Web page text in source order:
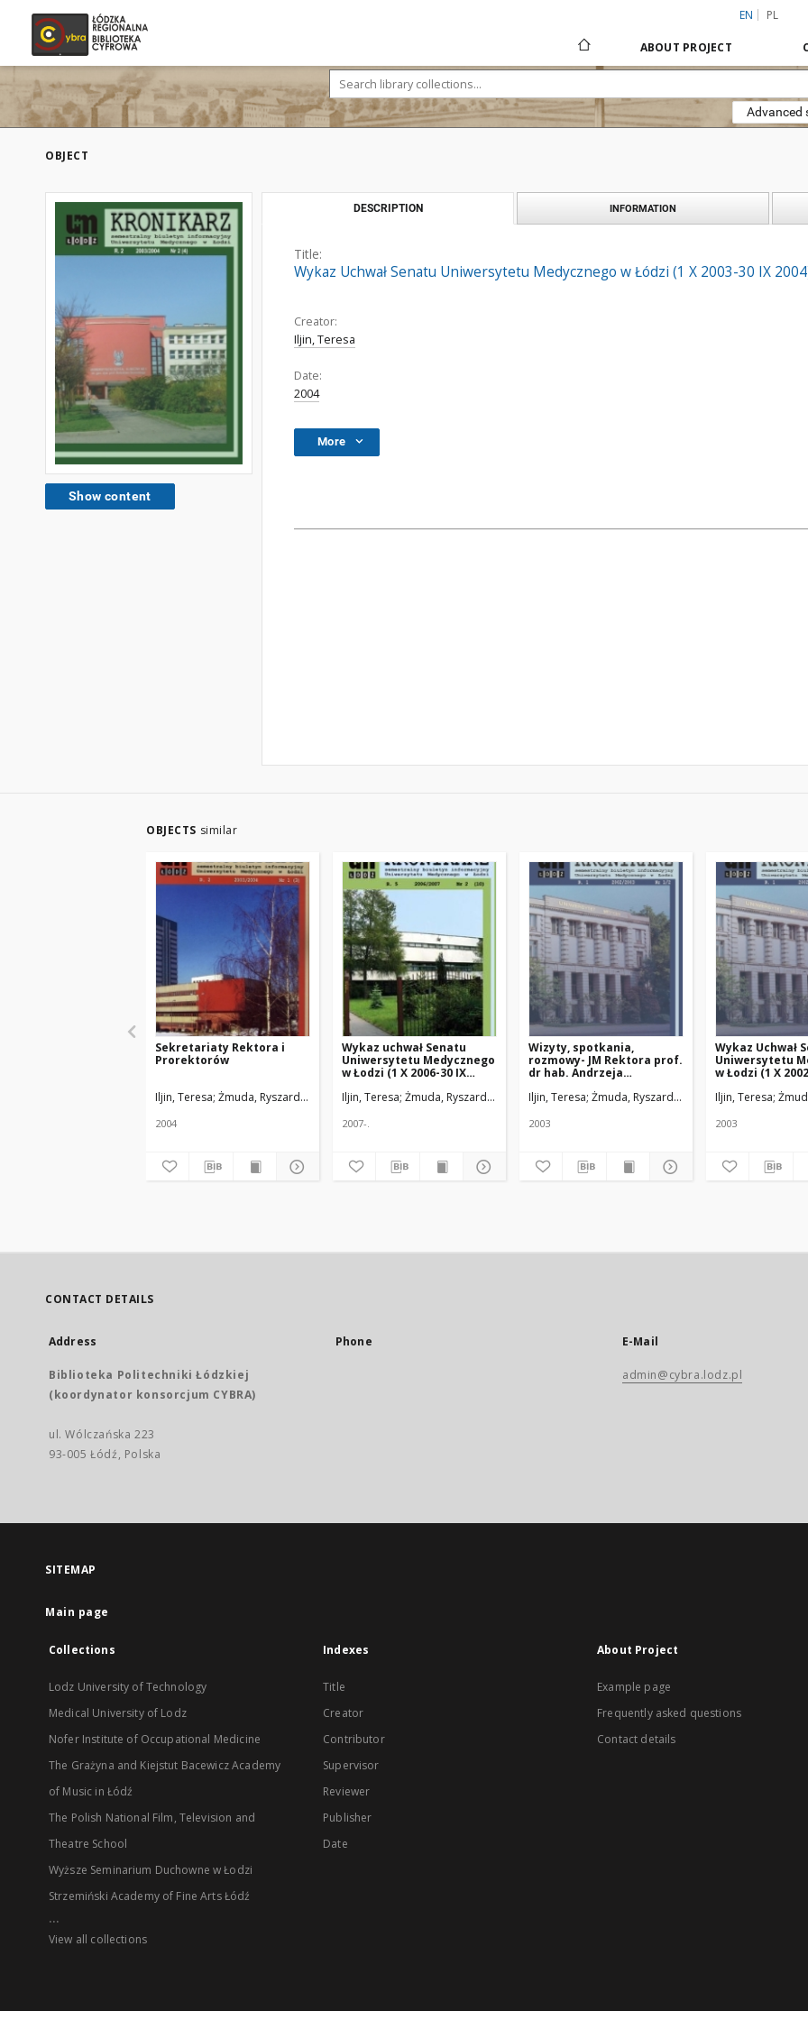
EN PL
ABOUT PROJECT
Advanced
OBJECT
Show content
DESCRIPTION INFORMATION
Title:
Wykaz Uchwał Senatu Uniwersytetu Medycznego w Łódzi (1 X 2003-30 IX
Creator:
Iljin, Teresa
Date:
2004
More
OBJECTS similar
Sekretariaty Rektora i
Prorektorów
Iljin, Teresa Żmuda, Ryszard. Red. nacz.
2004
Wykaz uchwał Senatu
Uniwersytetu Medycznego
w Łodzi (1 X 2006-30 IX
Iljin, Teresa Żmuda, Ryszard. Red. nacz.
2007-.
Wizyty, spotkania,
rozmowy- JM Rektora prof.
dr hab. Andrzeja
Iljin, Teresa Żmuda, Ryszard. Red. nacz.
2003
Wykaz Uchwał
Uniwersytetu
w Łodzi (1 X
Iljin, Teresa
2003
CONTACT DETAILS
Address
Biblioteka Politechniki Łódzkiej
(koordynator konsorcjum CYBRA)
ul. Wólczańska 223
93-005 Łódź, Polska
Phone E-Mail
admin@cybra.lodz.pl
SITEMAP
Main page
Collections
Lodz University of Technology
Medical University of Lodz
Nofer Institute of Occupational Medicine
The Grażyna and Kiejstut Bacewicz Academy
of Music in Łódź
The Polish National Film, Television and
Theatre School
Wyższe Seminarium Duchowne w Łodzi
Strzemiński Academy of Fine Arts Łódź
...
View all collections
Indexes
Title
Creator
Contributor
Supervisor
Reviewer
Publisher
Date
About Project
Example page
Frequently asked questions
Contact details